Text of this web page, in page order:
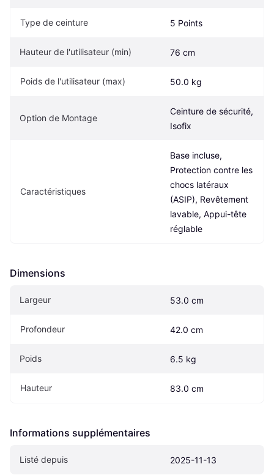
Type de ceinture 5 Points
Hauteur de l'utilisateur (min) 76 cm
Poids de l'utilisateur (max) 50.0 kg
Option de Montage
Ceinture de sécurité,
Isofix
Caractéristiques
Base incluse,
Protection contre les
chocs latéraux
(ASIP), Revêtement
lavable, Appui-tête
réglable
Dimensions
Largeur 53.0 cm
Profondeur 42.0 cm
Poids 6.5 kg
Hauteur 83.0 cm
Informations supplémentaires
Listé depuis 2025-11-13